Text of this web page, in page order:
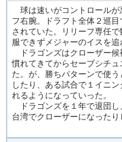
球は速いがコントロールが
フ右腕。ドラフト全体２巡
されていた。リリーフ専任
服できずメジャーのイスを追
ドラゴンズはクローザー候
慣れてきてからセーブシチ
た。が、勝ちパターンで使
したり、ある試合で１イニ
れるようになっていった。
ドラゴンズを１年で退団し
台湾でクローザーになったり